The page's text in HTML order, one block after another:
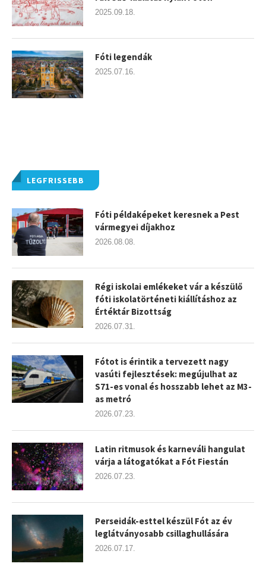
LEGFRISSEBB
Fóti példaképeket keresnek a Pest
vármegyei díjakhoz
2026.08.08.
Régi iskolai emlékeket vár a készülő
fóti iskolatörténeti kiállításhoz az
Értéktár Bizottság
2026.07.31.
Fótot is érintik a tervezett nagy
vasúti fejlesztések: megújulhat az
S71-es vonal és hosszabb lehet az M3-
as metró
2026.07.23.
Latin ritmusok és karneváli hangulat
várja a látogatókat a Fót Fiestán
2026.07.23.
Perseidák-esttel készül Fót az év
leglátványosabb csillaghullására
2026.07.17.
2025.09.18.
Fóti legendák
2025.07.16.